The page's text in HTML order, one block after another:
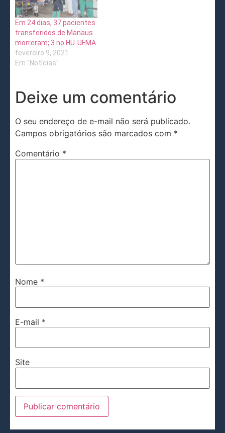
Em 24 dias, 37 pacientes
transferidos de Manaus
morreram; 3 no HU-UFMA
fevereiro 9, 2021
Em "Notícias"
Deixe um comentário
O seu endereço de e-mail não será publicado.
Campos obrigatórios são marcados com *
Comentário *
Nome *
E-mail *
Site